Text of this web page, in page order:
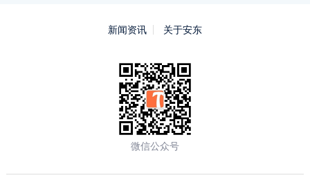
新闻资讯 关于安东
微信公众号